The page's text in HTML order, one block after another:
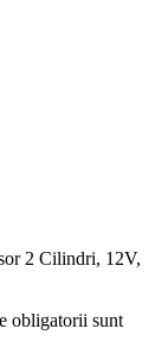
2 Cilindri, 12V,
obligatorii sunt